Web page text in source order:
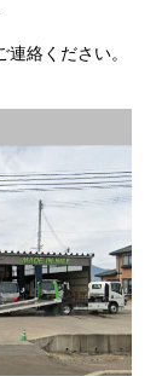
絡ください。